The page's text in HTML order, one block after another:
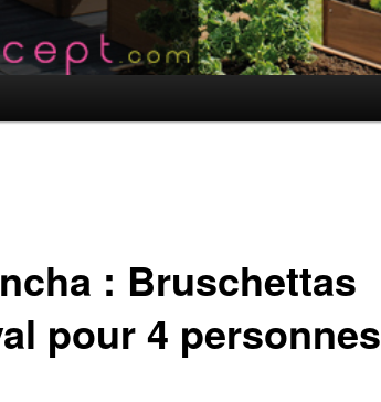
: Bruschettas
pour 4 personnes